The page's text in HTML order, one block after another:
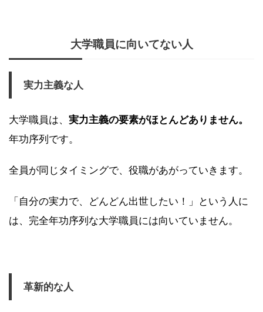
大学職員に向いてない人
実力主義な人
大学職員は、 実力主義の要素がほとんどありません。
年功序列です。
全員が同じタイミングで、役職があがっていきます。
「自分の実力で、どんどん出世したい！」という人に
は、完全年功序列な大学職員には向いていません。
革新的な人